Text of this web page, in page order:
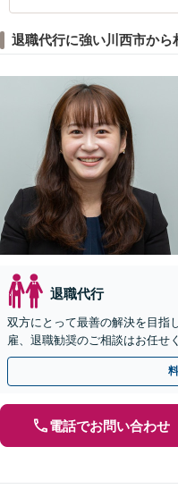
退職代行に強い川西市から
退職代行
双方にとって最善の解決を目指
雇、退職勧奨のご相談はお任せ
電話でお問い合わせ